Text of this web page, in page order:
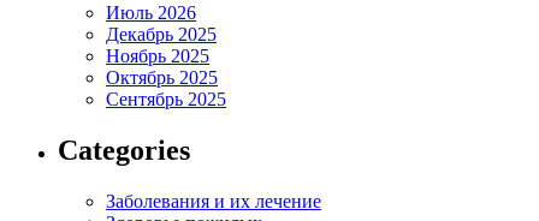
Июль 2026
Декабрь 2025
Ноябрь 2025
Октябрь 2025
Сентябрь 2025
Categories
Заболевания и их лечение